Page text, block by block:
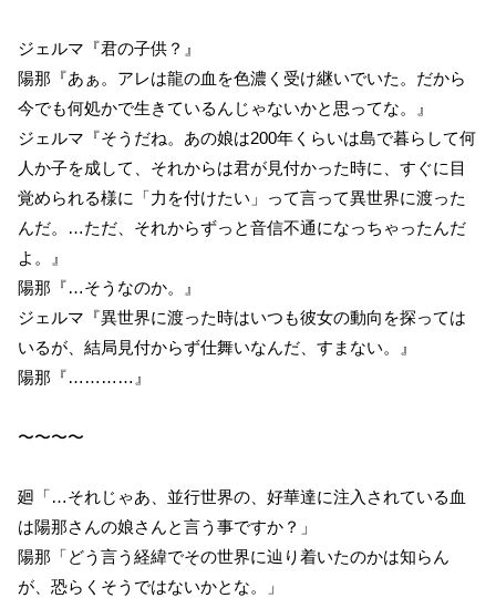
ジェルマ『君の子供？』
陽那『あぁ。アレは龍の血を色濃く受け継いでいた。だから
今でも何処かで生きているんじゃないかと思ってな。』
ジェルマ『そうだね。あの娘は200年くらいは島で暮らして何
人か子を成して、それからは君が見付かった時に、すぐに目
覚められる様に「力を付けたい」って言って異世界に渡った
んだ。…ただ、それからずっと音信不通になっちゃったんだ
よ。』
陽那『…そうなのか。』
ジェルマ『異世界に渡った時はいつも彼女の動向を探っては
いるが、結局見付からず仕舞いなんだ、すまない。』
陽那『…………』
〜〜〜〜
廻「…それじゃあ、並行世界の、好華達に注入されている血
は陽那さんの娘さんと言う事ですか？」
陽那「どう言う経緯でその世界に辿り着いたのかは知らん
が、恐らくそうではないかとな。」